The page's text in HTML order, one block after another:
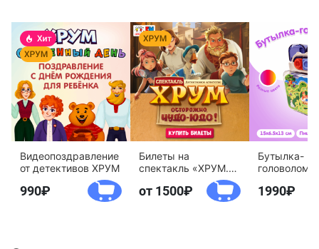
Видеопоздравление
от детективов ХРУМ
990
Билеты на
спектакль «ХРУМ.
Осторожно, Чудо-
Юдо!»
от 1500
Бутылка-
агентство
1990